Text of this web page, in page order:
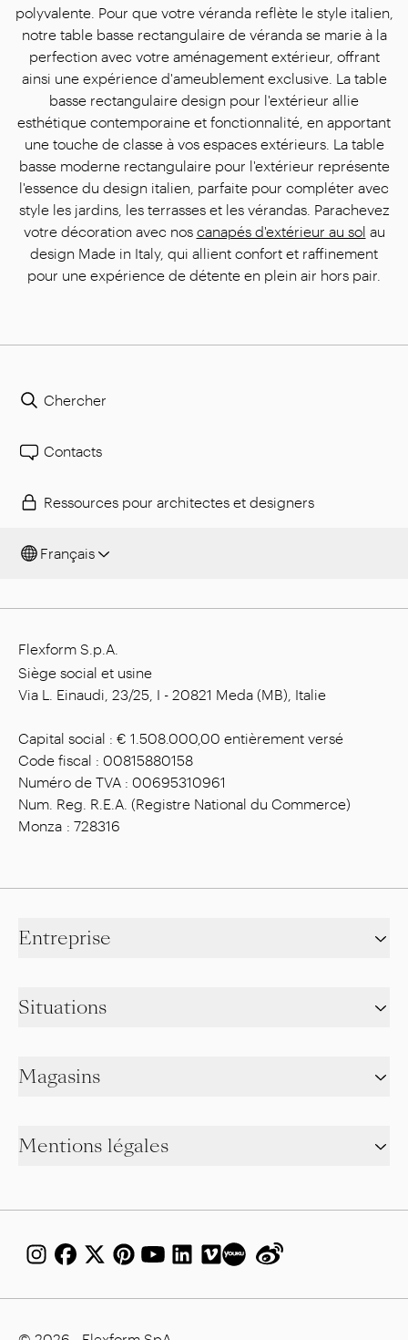
polyvalente. Pour que votre véranda reflète le style italien,
notre table basse rectangulaire de véranda se marie à la
perfection avec votre aménagement extérieur, offrant
ainsi une expérience d'ameublement exclusive. La table
basse rectangulaire design pour l'extérieur allie
esthétique contemporaine et fonctionnalité, en apportant
une touche de classe à vos espaces extérieurs. La table
basse moderne rectangulaire pour l'extérieur représente
l'essence du design italien, parfaite pour compléter avec
style les jardins, les terrasses et les vérandas. Parachevez
votre décoration avec nos canapés d'extérieur au sol au
design Made in Italy, qui allient confort et raffinement
pour une expérience de détente en plein air hors pair.
Chercher
Contacts
Ressources pour architectes et designers
Français
Flexform S.p.A.
Siège social et usine
Via L. Einaudi, 23/25, I - 20821 Meda (MB), Italie
Capital social : € 1.508.000,00 entièrement versé
Code fiscal : 00815880158
Numéro de TVA : 00695310961
Num. Reg. R.E.A. (Registre National du Commerce)
Monza : 728316
Entreprise
Situations
Magasins
Mentions légales